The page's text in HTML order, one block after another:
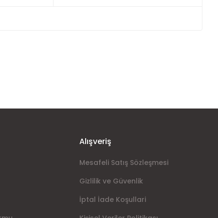
Alışveriş
Mesafeli Satış Sözleşmesi
Gizlilik ve Güvenlik
İptal İade Koşullari